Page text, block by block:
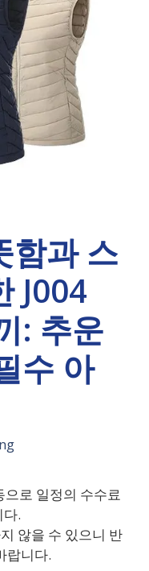
함과 스
J004
: 추운
수 아
로 일정의 수수료
.
않을 수 있으니 반
랍니다.